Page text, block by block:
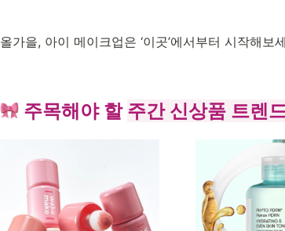
올가을, 아이 메이크업은 ‘이곳’에서부터 시작해보
주목해야 할 주간 신상품 트렌